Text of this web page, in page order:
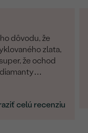
dôvodu, že
zlata,
že ochod
bola
voľbe. Vo
celú recenziu